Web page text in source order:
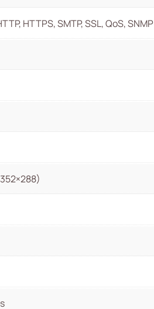
HTTPS, SMTP, SSL, QoS, SNMP